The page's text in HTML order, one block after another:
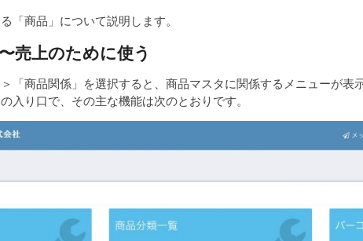
「商品」について説明します。
売上のために使う
「商品関係」を選択すると、商品マスタに関係するメニューが表
入り口で、その主な機能は次のとおりです。